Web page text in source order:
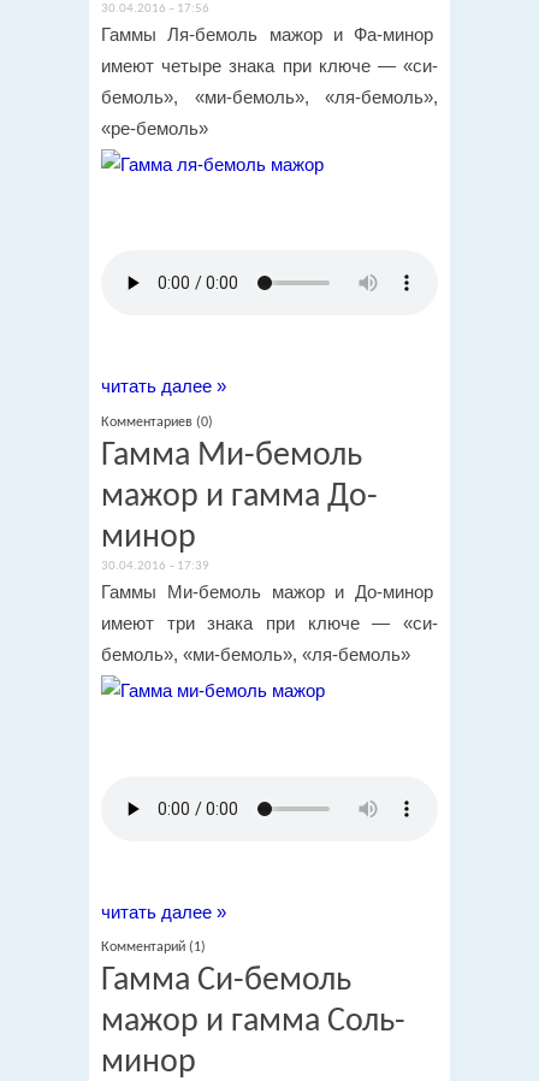
30.04.2016 – 17:56
Гаммы Ля-бемоль мажор и Фа-минор
имеют четыре знака при ключе — «си-
бемоль», «ми-бемоль», «ля-бемоль»,
«ре-бемоль»
читать далее »
Комментариев (0)
Гамма Ми-бемоль
мажор и гамма До-
минор
30.04.2016 – 17:39
Гаммы Ми-бемоль мажор и До-минор
имеют три знака при ключе — «си-
бемоль», «ми-бемоль», «ля-бемоль»
читать далее »
Комментарий (1)
Гамма Си-бемоль
мажор и гамма Соль-
минор